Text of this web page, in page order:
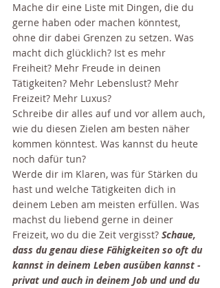
Mache dir eine Liste mit Dingen, die du
gerne haben oder machen könntest,
ohne dir dabei Grenzen zu setzen. Was
macht dich glücklich? Ist es mehr
Freiheit? Mehr Freude in deinen
Tätigkeiten? Mehr Lebenslust? Mehr
Freizeit? Mehr Luxus?
Schreibe dir alles auf und vor allem auch,
wie du diesen Zielen am besten näher
kommen könntest. Was kannst du heute
noch dafür tun?
Werde dir im Klaren, was für Stärken du
hast und welche Tätigkeiten dich in
deinem Leben am meisten erfüllen. Was
machst du liebend gerne in deiner
Freizeit, wo du die Zeit vergisst? Schaue,
dass du genau diese Fähigkeiten so oft du
kannst in deinem Leben ausüben kannst -
privat und auch in deinem Job und und du